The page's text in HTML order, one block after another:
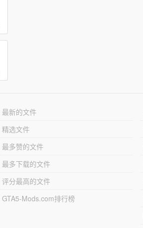
最新的文件
精选文件
最多赞的文件
最多下载的文件
评分最高的文件
GTA5-Mods.com排行榜